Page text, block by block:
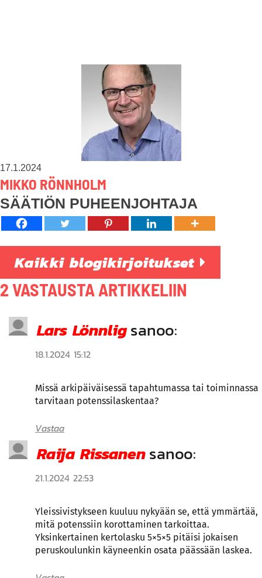
17.1.2024
MIKKO RÖNNHOLM
SÄÄTIÖN PUHEENJOHTAJA
Kaikki blogikirjoitukset
2 VASTAUSTA ARTIKKELIIN
Lars Lönnligsanoo:
18.1.2024 15:12
Missä arkipäiväisessä tapahtumassa tai toiminnassa
tarvitaan potenssilaskentaa?
Vastaa
Raija Rissanensanoo:
21.1.2024 22:53
Yleissivistykseen kuuluu nykyään se, että ymmärtää,
mitä potenssiin korottaminen tarkoittaa.
Yksinkertainen kertolasku 5×5×5 pitäisi jokaisen
peruskoulunkin käyneenkin osata päässään laskea.